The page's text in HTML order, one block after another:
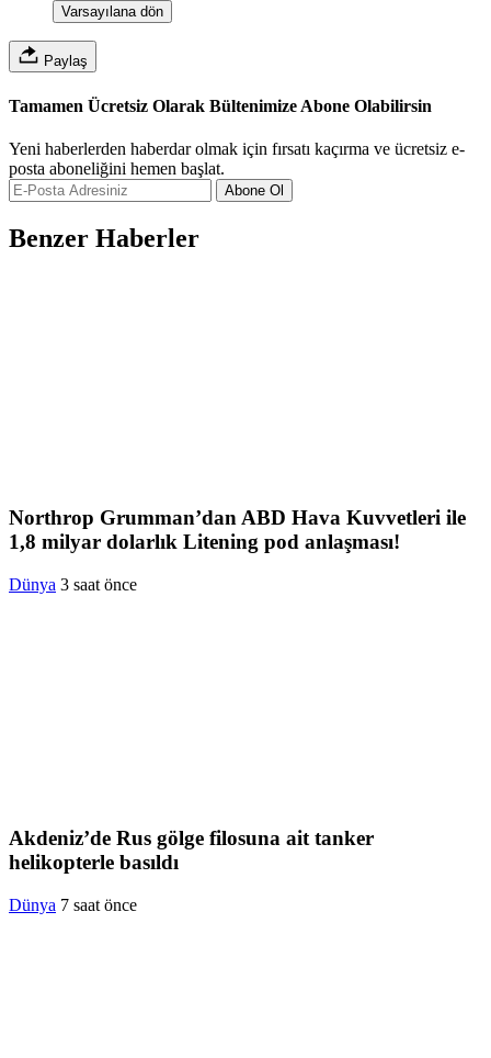
Varsayılana dön
Paylaş
Tamamen Ücretsiz Olarak Bültenimize Abone Olabilirsin
Yeni haberlerden haberdar olmak için fırsatı kaçırma ve ücretsiz e-
posta aboneliğini hemen başlat.
Abone Ol
Benzer Haberler
Northrop Grumman’dan ABD Hava Kuvvetleri ile
1,8 milyar dolarlık Litening pod anlaşması!
Dünya 3 saat önce
Akdeniz’de Rus gölge filosuna ait tanker
helikopterle basıldı
Dünya 7 saat önce